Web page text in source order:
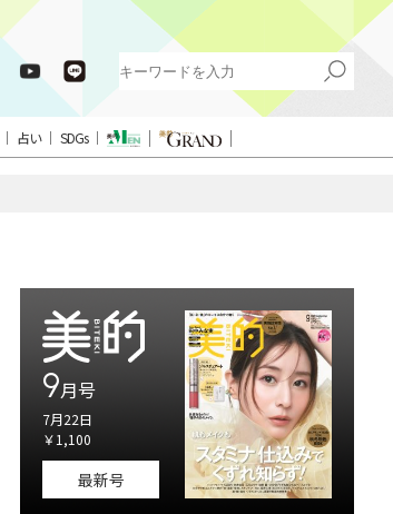
占い SDGs
9月号
7月22日
￥1,100
最新号